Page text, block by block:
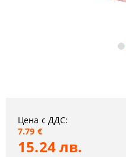
Цена с ДДС:
7.79 €
15.24 лв.